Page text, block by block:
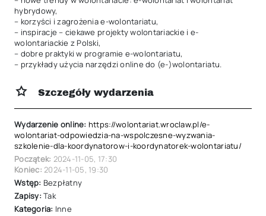
hybrydowy,
– korzyści i zagrożenia e-wolontariatu,
– inspiracje – ciekawe projekty wolontariackie i e-
wolontariackie z Polski,
– dobre praktyki w programie e-wolontariatu,
– przykłady użycia narzędzi online do (e-)wolontariatu.
Szczegóły wydarzenia
Wydarzenie online: https://wolontariat.wroclaw.pl/e-
wolontariat-odpowiedzia-na-wspolczesne-wyzwania-
szkolenie-dla-koordynatorow-i-koordynatorek-wolontariatu/
Początek: 2024-11-05, 17:30
Koniec:2024-11-05, 19:30
Wstęp: Bezpłatny
Zapisy:Tak
Kategoria: Inne